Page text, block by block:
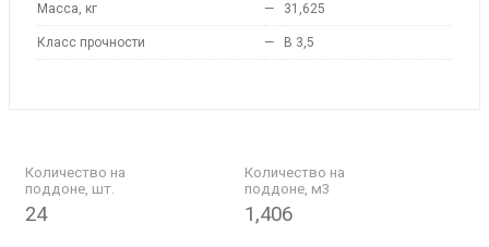
Масса, кг — 31,625
Класс прочности — B 3,5
Количество на
поддоне, шт.
24
Количество на
поддоне, м3
1,406